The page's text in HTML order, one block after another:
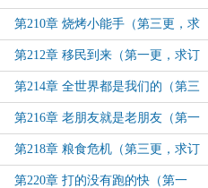
更，求订阅）
第210章 烧烤小能手（第三更，求
订阅）
第212章 移民到来（第一更，求订
阅）
第214章 全世界都是我们的（第三
更，求订阅）
第216章 老朋友就是老朋友（第一
更，求订阅）
第218章 粮食危机（第三更，求订
阅）
第220章 打的没有跑的快（第一